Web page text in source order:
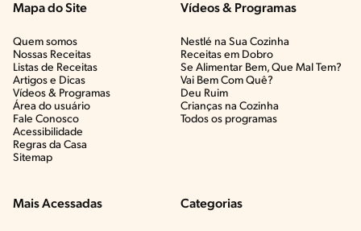
Mapa do Site
Quem somos
Nossas Receitas
Listas de Receitas​
Artigos e Dicas​
Vídeos & Programas​
Área do usuário
Fale Conosco
Acessibilidade
Regras da Casa
Sitemap
Vídeos & Programas​
Nestlé na Sua Cozinha
Receitas em Dobro
Se Alimentar Bem, Que Mal Tem?​
Vai Bem Com Quê?​
Deu Ruim​
Crianças na Cozinha​
Todos os programas
Mais Acessadas Categorias